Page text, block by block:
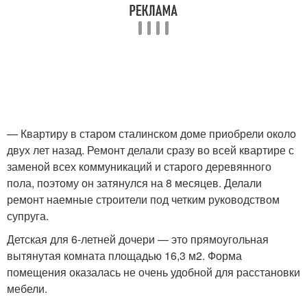
— Квартиру в старом сталинском доме приобрели около
двух лет назад. Ремонт делали сразу во всей квартире с
заменой всех коммуникаций и старого деревянного
пола, поэтому он затянулся на 8 месяцев. Делали
ремонт наемные строители под четким руководством
супруга.
Детская для 6-летней дочери — это прямоугольная
вытянутая комната площадью 16,3 м2. Форма
помещения оказалась не очень удобной для расстановки
мебели.